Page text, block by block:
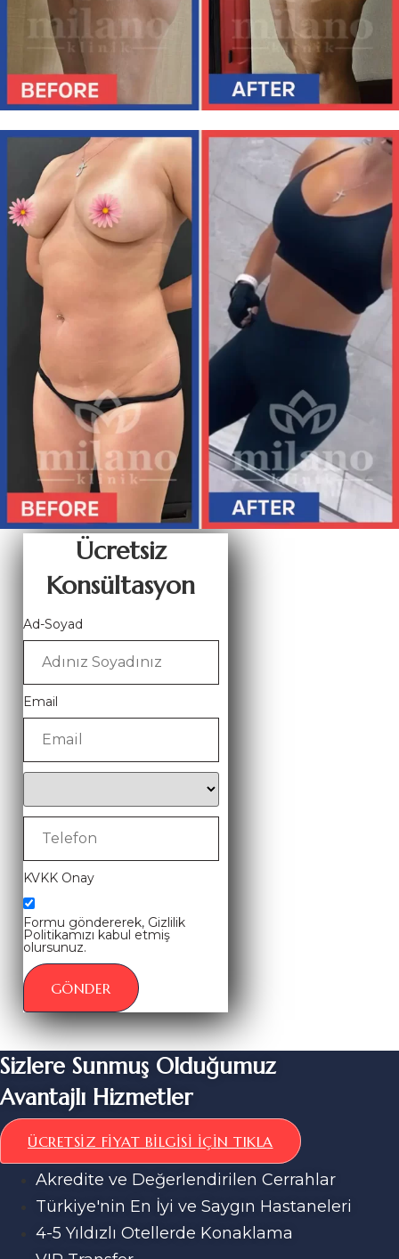
Ücretsiz
Konsültasyon
Ad-Soyad
Email
KVKK Onay
Formu göndererek, Gizlilik
Politikamızı kabul etmiş
olursunuz.
GÖNDER
Sizlere Sunmuş Olduğumuz
Avantajlı Hizmetler
ÜCRETSIZ FIYAT BILGISI İÇIN TIKLA
Akredite ve Değerlendirilen Cerrahlar
Türkiye'nin En İyi ve Saygın Hastaneleri
4-5 Yıldızlı Otellerde Konaklama